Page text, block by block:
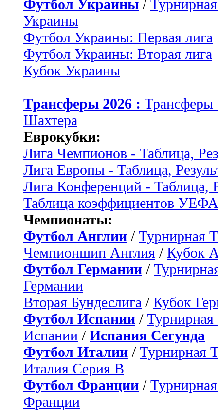
Футбол Украины /
Украины
Футбол Украины: Первая лига
Футбол Украины: Вторая лига
Кубок Украины
Трансферы 2026 :
Шахтера
Еврокубки:
Лига Чемпионов - Таблица,
Лига Европы - Таблица,
Лига Конференций - Таблица,
Таблица коэффициентов УЕФА
Чемпионаты:
Футбол Англии / Турнирная
Чемпионшип Англия / Кубок
Футбол Германии /
Германии
Вторая Бундеслига / Кубок
Футбол Испании / Турнирная
Испании / Испания Сегунда
Футбол Италии / Турнирная
Италия Серия B
Футбол Франции /
Франции